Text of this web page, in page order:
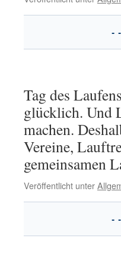
Tag des
glücklich. Und
machen.
Vereine,
gemeinsamen
Veröffentlicht unter